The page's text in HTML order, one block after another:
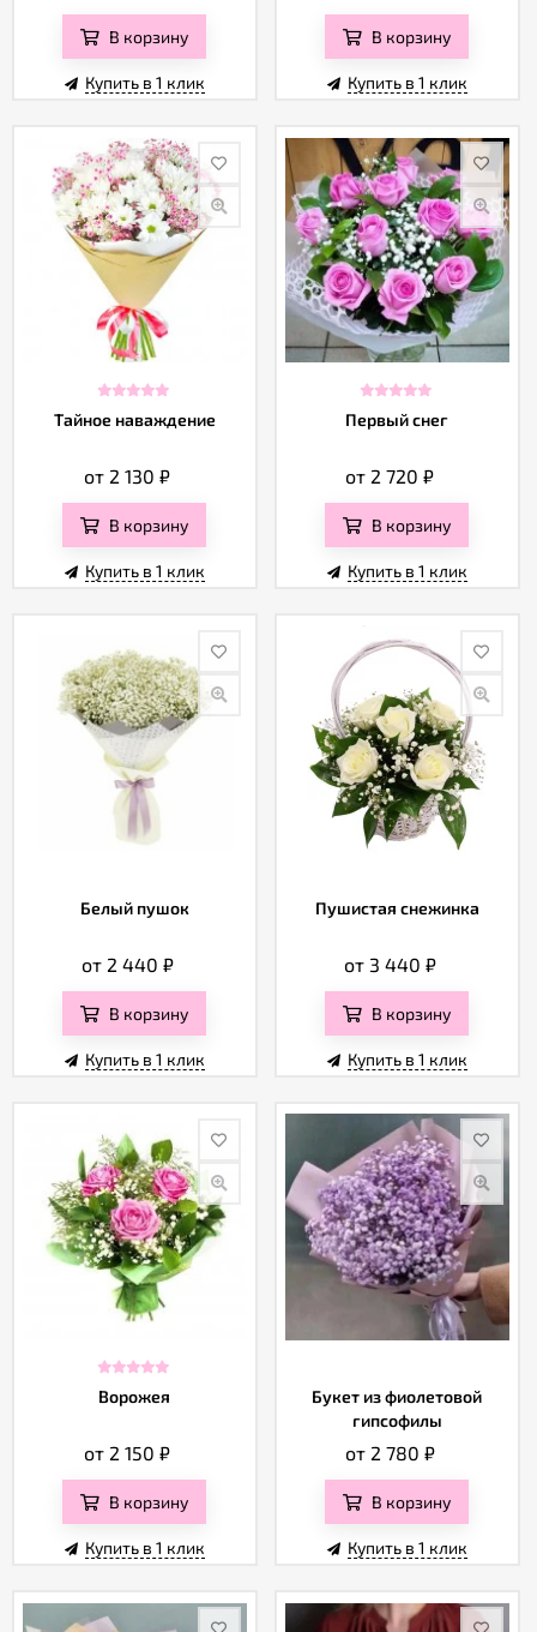
В корзину
Купить в 1 клик
В корзину
Купить в 1 клик
Тайное наваждение
от 2 130₽
В корзину
Купить в 1 клик
Первый снег
от 2 720₽
В корзину
Купить в 1 клик
Белый пушок
от 2 440 ₽
В корзину
Купить в 1 клик
Пушистая снежинка
от 3 440 ₽
В корзину
Купить в 1 клик
Ворожея
от 2 150₽
В корзину
Купить в 1 клик
Букет из фиолетовой
гипсофилы
от 2 780 ₽
В корзину
Купить в 1 клик